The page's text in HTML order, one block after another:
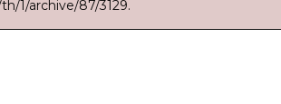
1/archive/87/3129.